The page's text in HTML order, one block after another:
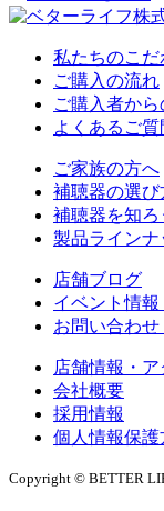
私たちのこだ
ご購入の流れ
ご購入者か
よくあるご質
ご家族の方へ
補聴器の選び
補聴器を知ろ
製品ラインナ
店舗ブログ
イベント情
お問い合わ
店舗情報・ア
会社概要
採用情報
個人情報保護
Copyright © BETTER